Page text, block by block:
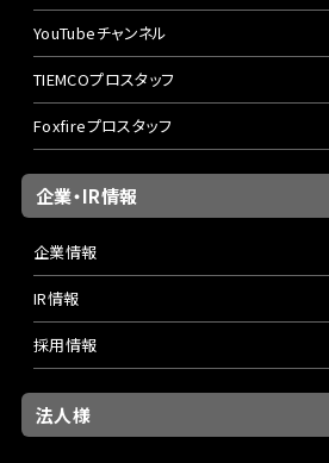
YouTubeチャンネル
TIEMCOプロスタッフ
Foxfireプロスタッフ
企業・IR情報
企業情報
IR情報
採用情報
法人様